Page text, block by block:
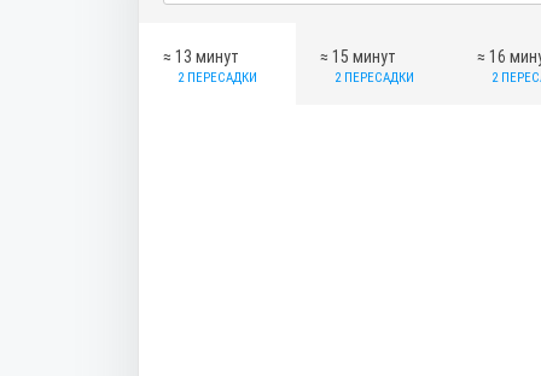
≈ 13 минут
2 ПЕРЕСАДКИ
≈ 15 минут
2 ПЕРЕСАДКИ
≈ 16
2